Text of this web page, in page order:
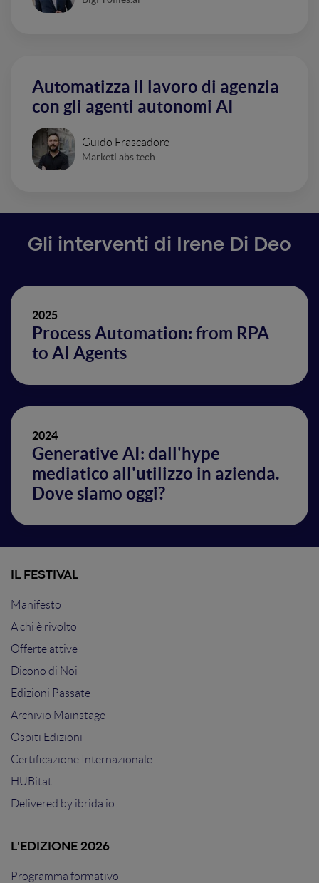
Automatizza il lavoro di agenzia
con gli agenti autonomi AI
Guido Frascadore
MarketLabs.tech
Gli interventi di Irene Di Deo
2025
Process Automation: from RPA
to AI Agents
2024
Generative AI: dall'hype
mediatico all'utilizzo in azienda.
Dove siamo oggi?
IL FESTIVAL
Manifesto
A chi è rivolto
Offerte attive
Dicono di Noi
Edizioni Passate
Archivio Mainstage
Ospiti Edizioni
Certificazione Internazionale
HUBitat
Delivered by ibrida.io
L'EDIZIONE 2026
Programma formativo